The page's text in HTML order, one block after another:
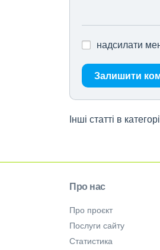
надсилати
Залишити
Інші статті в
Про нас
Про проєкт
Послуги сайту
Статистика